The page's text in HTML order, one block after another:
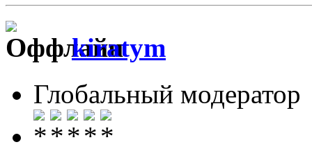
kiratym
Глобальный модератор